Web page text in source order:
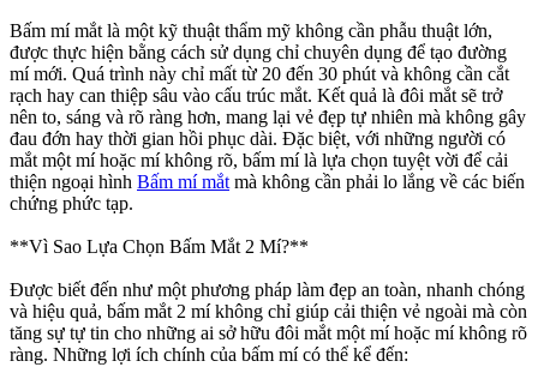
Bấm mí mắt là một kỹ thuật thẩm mỹ không cần phẫu thuật lớn,
được thực hiện bằng cách sử dụng chỉ chuyên dụng để tạo đường
mí mới. Quá trình này chỉ mất từ 20 đến 30 phút và không cần cắt
rạch hay can thiệp sâu vào cấu trúc mắt. Kết quả là đôi mắt sẽ trở
nên to, sáng và rõ ràng hơn, mang lại vẻ đẹp tự nhiên mà không gây
đau đớn hay thời gian hồi phục dài. Đặc biệt, với những người có
mắt một mí hoặc mí không rõ, bấm mí là lựa chọn tuyệt vời để cải
thiện ngoại hình Bấm mí mắt mà không cần phải lo lắng về các biến
chứng phức tạp.
**Vì Sao Lựa Chọn Bấm Mắt 2 Mí?**
Được biết đến như một phương pháp làm đẹp an toàn, nhanh chóng
và hiệu quả, bấm mắt 2 mí không chỉ giúp cải thiện vẻ ngoài mà còn
tăng sự tự tin cho những ai sở hữu đôi mắt một mí hoặc mí không rõ
ràng. Những lợi ích chính của bấm mí có thể kể đến: